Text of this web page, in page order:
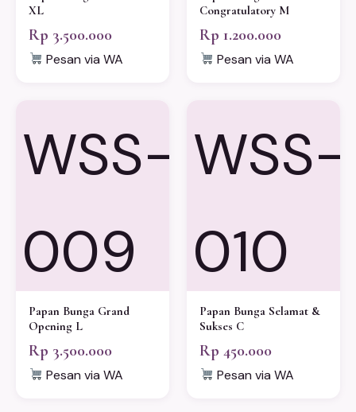
XL
Rp 3.500.000
Pesan via WA
Congratulatory M
Rp 1.200.000
Pesan via WA
WSS-
009
Papan Bunga Grand
Opening L
Rp 3.500.000
Pesan via WA
WSS-
010
Papan Bunga Selamat &
Sukses C
Rp 450.000
Pesan via WA